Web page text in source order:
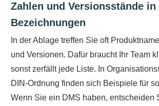
Zahlen und Versionsstände in
Bezeichnungen
In der Ablage treffen Sie oft
und Versionen. Dafür braucht Ihr Team
sonst zerfällt jede Liste. In
DIN-Ordnung finden sich Beispiele für
Wenn Sie ein DMS haben, entscheiden